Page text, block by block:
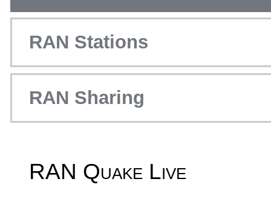
RAN Stations
RAN Sharing
RAN Quake Live